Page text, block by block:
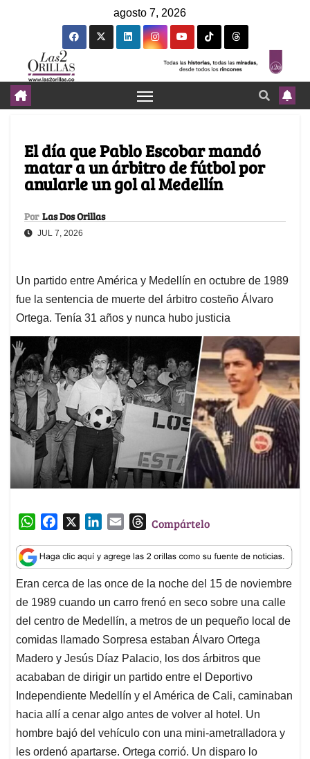
agosto 7, 2026
El día que Pablo Escobar mandó
matar a un árbitro de fútbol por
anularle un gol al Medellín
Por Las Dos Orillas
JUL 7, 2026
Un partido entre América y Medellín en octubre de 1989
fue la sentencia de muerte del árbitro costeño Álvaro
Ortega. Tenía 31 años y nunca hubo justicia
W
a
t
s
A
p
p
c
e
b
o
o
k
n
k
e
d
I
n
a
i
l
T
r
e
a
d
s
Compártelo
Eran cerca de las once de la noche del 15 de noviembre
de 1989 cuando un carro frenó en seco sobre una calle
del centro de Medellín, a metros de un pequeño local de
comidas llamado Sorpresa estaban Álvaro Ortega
Madero y Jesús Díaz Palacio, los dos árbitros que
acababan de dirigir un partido entre el Deportivo
Independiente Medellín y el América de Cali, caminaban
hacia allí a cenar algo antes de volver al hotel. Un
hombre bajó del vehículo con una mini-ametralladora y
les ordenó apartarse. Ortega corrió. Un disparo lo